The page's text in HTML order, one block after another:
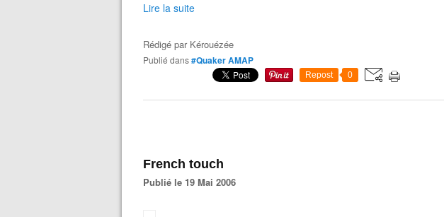
Lire la suite
Rédigé par Kérouézée
Publié dans#Quaker AMAP
Repost 0
French touch
Publié le 19 Mai 2006